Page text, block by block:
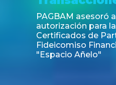
Fin de la
laborales en la